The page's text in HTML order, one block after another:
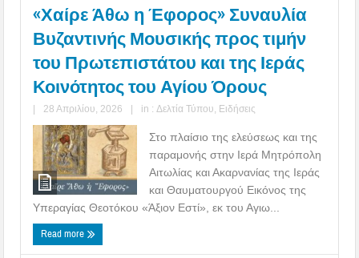
«Χαίρε Άθω η Έφορος» Συναυλία
Βυζαντινής Μουσικής προς τιμήν
του Πρωτεπιστάτου και της Ιεράς
Κοινότητος του Αγίου Όρους
| 28 Απριλίου, 2026 | in : Δελτία Τύπου Ειδήσεις
Στο πλαίσιο της ελεύσεως και της
παραμονής στην Ιερά Μητρόπολη
Αιτωλίας και Ακαρνανίας της Ιεράς
και Θαυματουργού Εικόνος της
Υπεραγίας Θεοτόκου «Άξιον Εστί», εκ του Αγιω...
Read more